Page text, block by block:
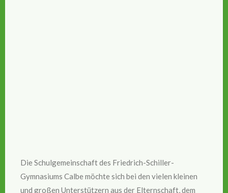
Die Schulgemeinschaft des Friedrich-Schiller-
Gymnasiums Calbe möchte sich bei den vielen kleinen
und großen Unterstützern aus der Elternschaft, dem